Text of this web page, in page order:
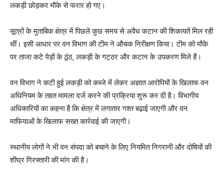
लकड़ी छोड़कर मौके से फरार हो गए।
सूत्रों के मुताबिक क्षेत्र में पिछले कुछ समय से अवैध कटान की शिकायतें मिल रही
थीं। इसी आधार पर वन विभाग की टीम ने औचक निरीक्षण किया। टीम को मौके
पर ताजा कटे पेड़ों के ठूंठ, लकड़ी के गट्ठर और कटान के उपकरण मिले हैं।
वन विभाग ने कटी हुई लकड़ी को कब्जे में लेकर अज्ञात आरोपियों के खिलाफ वन
अधिनियम के तहत मामला दर्ज करने की प्रक्रिया शुरू कर दी है। विभागीय
अधिकारियों का कहना है कि क्षेत्र में लगातार गश्त बढ़ाई जाएगी और वन
माफियाओं के खिलाफ सख्त कार्रवाई की जाएगी।
स्थानीय लोगों ने भी वन संपदा को बचाने के लिए नियमित निगरानी और दोषियों की
शीघ्र गिरफ्तारी की मांग की है।